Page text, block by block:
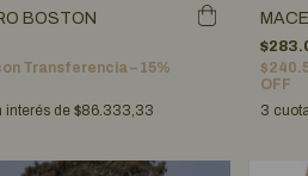
BOSTON
Transferencia – 15%
interés de $86.333,33
OFF
3